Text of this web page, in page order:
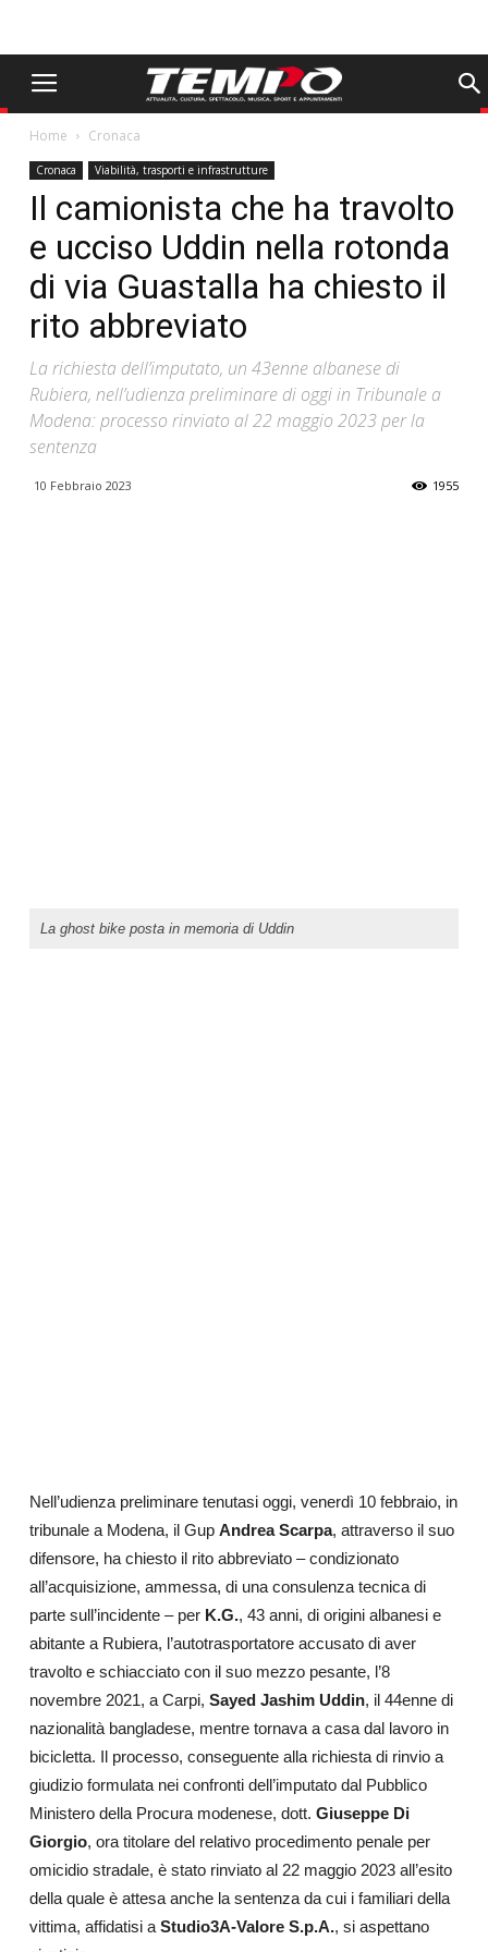
Home Cronaca
Cronaca Viabilità, trasporti e infrastrutture
Il camionista che ha travolto
e ucciso Uddin nella rotonda
di via Guastalla ha chiesto il
rito abbreviato
La richiesta dell’imputato, un 43enne albanese di
Rubiera, nell’udienza preliminare di oggi in Tribunale a
Modena: processo rinviato al 22 maggio 2023 per la
sentenza
10 Febbraio 2023 1955
La ghost bike posta in memoria di Uddin
Nell’udienza preliminare tenutasi oggi, venerdì 10 febbraio, in
tribunale a Modena, il Gup Andrea Scarpa, attraverso il suo
difensore, ha chiesto il rito abbreviato – condizionato
all’acquisizione, ammessa, di una consulenza tecnica di
parte sull’incidente – per K.G., 43 anni, di origini albanesi e
abitante a Rubiera, l’autotrasportatore accusato di aver
travolto e schiacciato con il suo mezzo pesante, l’8
novembre 2021, a Carpi, Sayed Jashim Uddin, il 44enne di
nazionalità bangladese, mentre tornava a casa dal lavoro in
bicicletta. Il processo, conseguente alla richiesta di rinvio a
giudizio formulata nei confronti dell’imputato dal Pubblico
Ministero della Procura modenese, dott. Giuseppe Di
Giorgio, ora titolare del relativo procedimento penale per
omicidio stradale, è stato rinviato al 22 maggio 2023 all’esito
della quale è attesa anche la sentenza da cui i familiari della
vittima, affidatisi a Studio3A-Valore S.p.A., si aspettano